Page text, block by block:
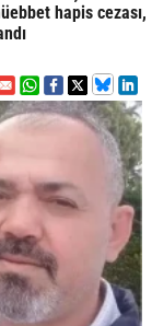
hapis cezası,